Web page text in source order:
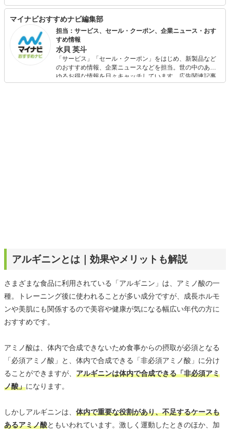
スを解消し、チャームポイントをアピールできるコスメ情
報を発信します！
マイナビおすすめナビ編集部
担当：サービス、セール・クーポン、企業ニュース・おす
すめ情報
水貝 英斗
「サービス」「セール・クーポン」をはじめ、新製品など
のおすすめ情報、企業ニュースなどを担当。世の中のあら
ゆるお得な情報を日々キャッチしています。広告関連記事
の制作にも携わり、SEOの知見を活かし商品販促のプラン
アルギニンとは｜効果やメリットも解説
さまざまな食品に利用されている「アルギニン」は、アミノ酸の一
種。トレーニング後に使われることが多い成分ですが、成長ホルモ
ンや美肌にも関係するので美容や健康が気になる幅広い年代の方に
おすすめです。
アミノ酸は、体内で合成できないため食事からの摂取が必須となる
「必須アミノ酸」と、体内で合成できる「非必須アミノ酸」に分け
ることができますが、 アルギニンは体内で合成できる「非必須アミ
ノ酸」になります。
しかしアルギニンは、 体内で重要な役割があり、不足するケースも
あるアミノ酸ともいわれています。激しく運動したときのほか、加